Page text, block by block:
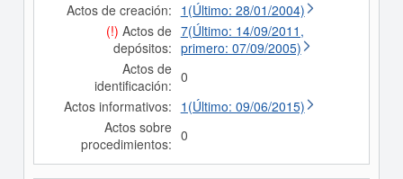
Actos de creación: 1(Último: 28/01/2004)
(!) Actos de
depósitos:
7(Último: 14/09/2011,
primero: 07/09/2005)
Actos de
identificación: 0
Actos informativos: 1(Último: 09/06/2015)
Actos sobre
procedimientos: 0